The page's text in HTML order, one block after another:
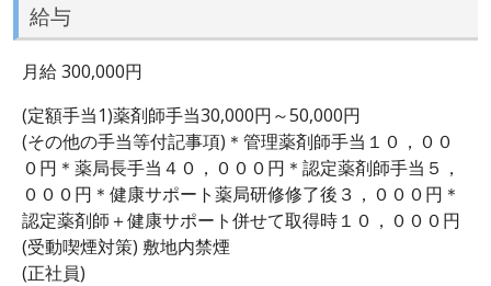
給与
月給 300,000円
(定額手当1)薬剤師手当30,000円～50,000円
(その他の手当等付記事項)＊管理薬剤師手当１０，００
０円＊薬局長手当４０，０００円＊認定薬剤師手当５，
０００円＊健康サポート薬局研修修了後３，０００円＊
認定薬剤師＋健康サポート併せて取得時１０，０００円
(受動喫煙対策) 敷地内禁煙
(正社員)